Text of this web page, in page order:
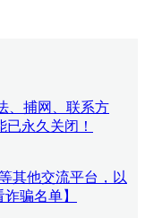
、捕网、联系方
永久关闭！
其他交流平台，以
骗名单】